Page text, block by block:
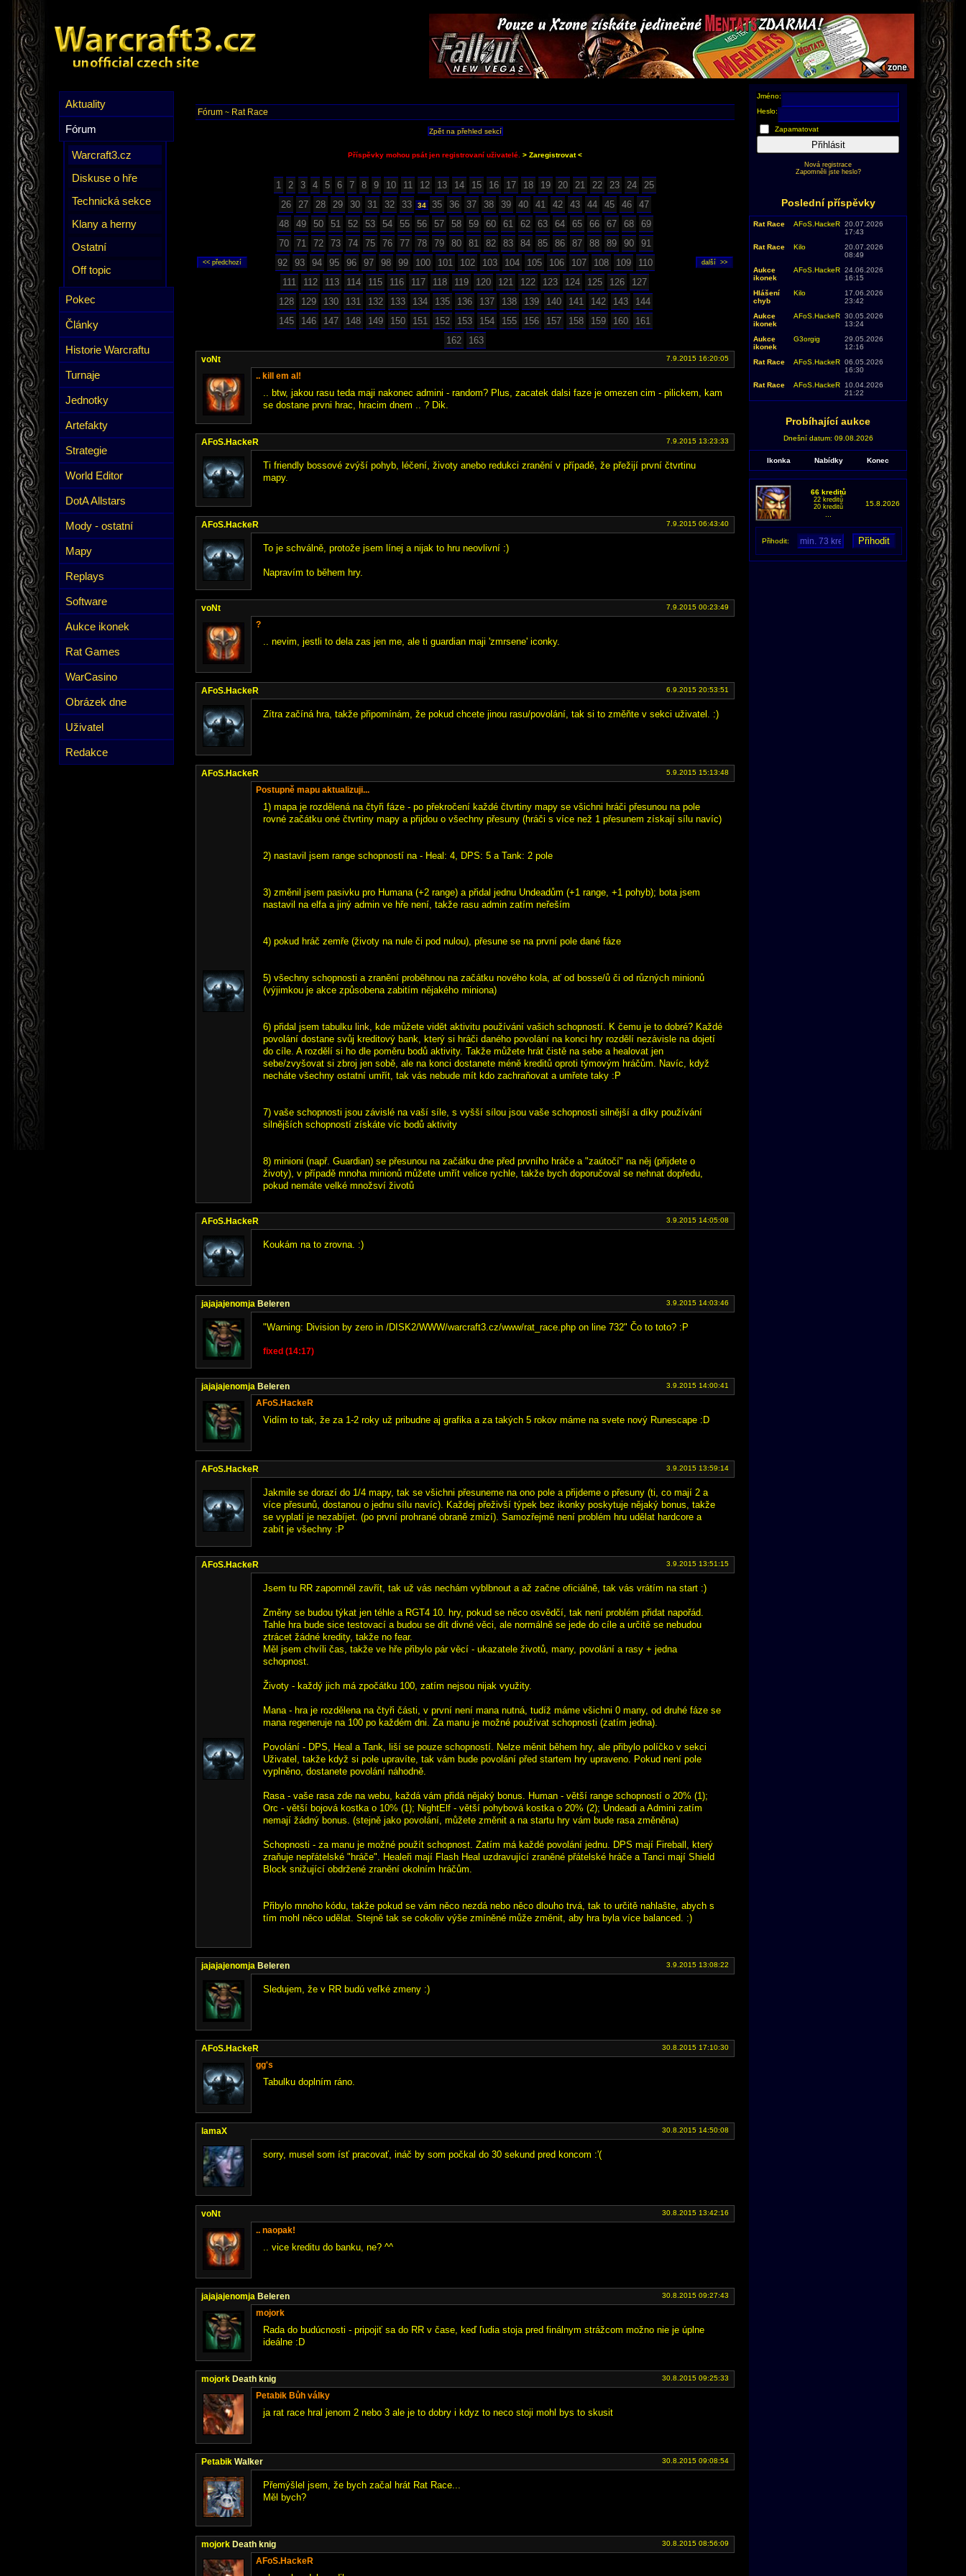
Aktuality
Fórum
Warcraft3.cz
Diskuse o hře
Technická sekce
Klany a herny
Ostatní
Off topic
Pokec
Články
Historie Warcraftu
Turnaje
Jednotky
Artefakty
Strategie
World Editor
DotA Allstars
Mody - ostatní
Mapy
Replays
Software
Aukce ikonek
Rat Games
WarCasino
Obrázek dne
Uživatel
Redakce
Fórum ~ Rat Race
Zpět na přehled sekcí
Příspěvky mohou psát jen registrovaní uživatelé. > Zaregistrovat <
1 2 3 4 5 6 7 8 9 10 11 12 13 14 15 16 17 18 19 20 21 22 23 24
25
26
27 28 29 30 31 32 33 34 35 36 37 38 39 40 41 42 43 44 45 46
47
48
49 50 51 52 53 54 55 56 57 58 59 60 61 62 63 64 65 66 67 68
69
70
71 72 73 74 75 76 77 78 79 80 81 82 83 84 85 86 87 88 89 90
91
92
93 94 95 96 97 98 99 100 101 102 103 104 105 106 107 108 109
110
111
112 113 114 115 116 117 118 119 120 121 122 123 124 125 126
127
128
129 130 131 132 133 134 135 136 137 138 139 140 141 142 143
144
145
146 147 148 149 150 151 152 153 154 155 156 157 158 159 160
161
162
163
voNt 7.9.2015 16:20:05
.. kill em al!
.. btw, jakou rasu teda maji nakonec admini - random? Plus, zacatek dalsi faze je omezen cim - pilickem, kam
se dostane prvni hrac, hracim dnem .. ? Dik.
AFoS.HackeR 7.9.2015 13:23:33
Ti friendly bossové zvýší pohyb, léčení, životy anebo redukci zranění v případě, že přežijí první čtvrtinu
mapy.
AFoS.HackeR 7.9.2015 06:43:40
To je schválně, protože jsem línej a nijak to hru neovlivní :)
Napravím to během hry.
voNt 7.9.2015 00:23:49
?
.. nevim, jestli to dela zas jen me, ale ti guardian maji 'zmrsene' iconky.
AFoS.HackeR 6.9.2015 20:53:51
Zítra začíná hra, takže připomínám, že pokud chcete jinou rasu/povolání, tak si to změňte v sekci uživatel. :)
AFoS.HackeR 5.9.2015 15:13:48
Postupně mapu aktualizuji...
1) mapa je rozdělená na čtyři fáze - po překročení každé čtvrtiny mapy se všichni hráči přesunou na pole
rovné začátku oné čtvrtiny mapy a přijdou o všechny přesuny (hráči s více než 1 přesunem získají sílu navíc)
2) nastavil jsem range schopností na - Heal: 4, DPS: 5 a Tank: 2 pole
3) změnil jsem pasivku pro Humana (+2 range) a přidal jednu Undeadům (+1 range, +1 pohyb); bota jsem
nastavil na elfa a jiný admin ve hře není, takže rasu admin zatím neřeším
4) pokud hráč zemře (životy na nule či pod nulou), přesune se na první pole dané fáze
5) všechny schopnosti a zranění proběhnou na začátku nového kola, ať od bosse/ů či od různých minionů
(výjimkou je akce způsobena zabitím nějakého miniona)
6) přidal jsem tabulku link, kde můžete vidět aktivitu používání vašich schopností. K čemu je to dobré? Každé
povolání dostane svůj kreditový bank, který si hráči daného povolání na konci hry rozdělí nezávisle na dojetí
do cíle. A rozdělí si ho dle poměru bodů aktivity. Takže můžete hrát čistě na sebe a healovat jen
sebe/zvyšovat si zbroj jen sobě, ale na konci dostanete méně kreditů oproti týmovým hráčům. Navíc, když
necháte všechny ostatní umřít, tak vás nebude mít kdo zachraňovat a umřete taky :P
7) vaše schopnosti jsou závislé na vaší síle, s vyšší sílou jsou vaše schopnosti silnější a díky používání
silnějších schopností získáte víc bodů aktivity
8) minioni (např. Guardian) se přesunou na začátku dne před prvního hráče a "zaútočí" na něj (přijdete o
životy), v případě mnoha minionů můžete umřít velice rychle, takže bych doporučoval se nehnat dopředu,
pokud nemáte velké množsví životů
AFoS.HackeR 3.9.2015 14:05:08
Koukám na to zrovna. :)
jajajajenomja Beleren 3.9.2015 14:03:46
"Warning: Division by zero in /DISK2/WWW/warcraft3.cz/www/rat_race.php on line 732" Čo to toto? :P
fixed (14:17)
jajajajenomja Beleren 3.9.2015 14:00:41
AFoS.HackeR
Vidím to tak, že za 1-2 roky už pribudne aj grafika a za takých 5 rokov máme na svete nový Runescape :D
AFoS.HackeR 3.9.2015 13:59:14
Jakmile se dorazí do 1/4 mapy, tak se všichni přesuneme na ono pole a přijdeme o přesuny (ti, co mají 2 a
více přesunů, dostanou o jednu sílu navíc). Každej přeživší týpek bez ikonky poskytuje nějaký bonus, takže
se vyplatí je nezabíjet. (po první prohrané obraně zmizí). Samozřejmě není problém hru udělat hardcore a
zabít je všechny :P
AFoS.HackeR 3.9.2015 13:51:15
Jsem tu RR zapomněl zavřít, tak už vás nechám vyblbnout a až začne oficiálně, tak vás vrátím na start :)
Změny se budou týkat jen téhle a RGT4 10. hry, pokud se něco osvědčí, tak není problém přidat napořád.
Tahle hra bude sice testovací a budou se dít divné věci, ale normálně se jede do cíle a určitě se nebudou
ztrácet žádné kredity, takže no fear.
Měl jsem chvíli čas, takže ve hře přibylo pár věcí - ukazatele životů, many, povolání a rasy + jedna
schopnost.
Životy - každý jich má zpočátku 100, zatím nejsou nijak využity.
Mana - hra je rozdělena na čtyři části, v první není mana nutná, tudíž máme všichni 0 many, od druhé fáze se
mana regeneruje na 100 po každém dni. Za manu je možné používat schopnosti (zatím jedna).
Povolání - DPS, Heal a Tank, liší se pouze schopností. Nelze měnit během hry, ale přibylo políčko v sekci
Uživatel, takže když si pole upravíte, tak vám bude povolání před startem hry upraveno. Pokud není pole
vyplněno, dostanete povolání náhodně.
Rasa - vaše rasa zde na webu, každá vám přidá nějaký bonus. Human - větší range schopností o 20% (1);
Orc - větší bojová kostka o 10% (1); NightElf - větší pohybová kostka o 20% (2); Undeadi a Admini zatím
nemají žádný bonus. (stejně jako povolání, můžete změnit a na startu hry vám bude rasa změněna)
Schopnosti - za manu je možné použít schopnost. Zatím má každé povolání jednu. DPS mají Fireball, který
zraňuje nepřátelské "hráče". Healeři mají Flash Heal uzdravující zraněné přátelské hráče a Tanci mají Shield
Block snižující obdržené zranění okolním hráčům.
Přibylo mnoho kódu, takže pokud se vám něco nezdá nebo něco dlouho trvá, tak to určitě nahlašte, abych s
tím mohl něco udělat. Stejně tak se cokoliv výše zmíněné může změnit, aby hra byla více balanced. :)
jajajajenomja Beleren 3.9.2015 13:08:22
Sledujem, že v RR budú veľké zmeny :)
AFoS.HackeR 30.8.2015 17:10:30
gg's
Tabulku doplním ráno.
lamaX 30.8.2015 14:50:08
sorry, musel som ísť pracovať, ináč by som počkal do 30 sekund pred koncom :'(
voNt 30.8.2015 13:42:16
.. naopak!
.. vice kreditu do banku, ne? ^^
jajajajenomja Beleren 30.8.2015 09:27:43
mojork
Rada do budúcnosti - pripojiť sa do RR v čase, keď ľudia stoja pred finálnym strážcom možno nie je úplne
ideálne :D
mojork Death knig 30.8.2015 09:25:33
Petabik Bůh války
ja rat race hral jenom 2 nebo 3 ale je to dobry i kdyz to neco stoji mohl bys to skusit
Petabik Walker 30.8.2015 09:08:54
Přemýšlel jsem, že bych začal hrát Rat Race...
Měl bych?
mojork Death knig 30.8.2015 08:56:09
AFoS.HackeR
Jméno:
Heslo:
Zapamatovat
Přihlásit
Nová registrace
Zapomněli jste heslo?
Poslední příspěvky
Rat Race AFoS.HackeR 20.07.2026
17:43
Rat Race
Kilo
20.07.2026
08:49
Aukce
ikonek
AFoS.HackeR 24.06.2026
16:15
Hlášení
chyb
Kilo
17.06.2026
23:42
Aukce
ikonek
AFoS.HackeR 30.05.2026
13:24
Aukce
ikonek
G3orgig
29.05.2026
12:16
Rat Race
AFoS.HackeR 06.05.2026
16:30
Rat Race
AFoS.HackeR
10.04.2026
21:22
Probíhající aukce
Dnešní datum: 09.08.2026
Ikonka Nabídky Konec
66 kreditů
22 kreditů
20 kreditů
15.8.2026
Přihodit: